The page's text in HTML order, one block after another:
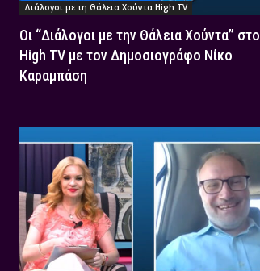
Διάλογοι με τη Θάλεια Χούντα High TV
Οι “Διάλογοι με την Θάλεια Χούντα” στο
High TV με τον Δημοσιογράφο Νίκο
Καραμπάση